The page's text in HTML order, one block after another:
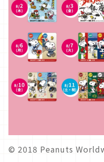
© 2018 Peanuts